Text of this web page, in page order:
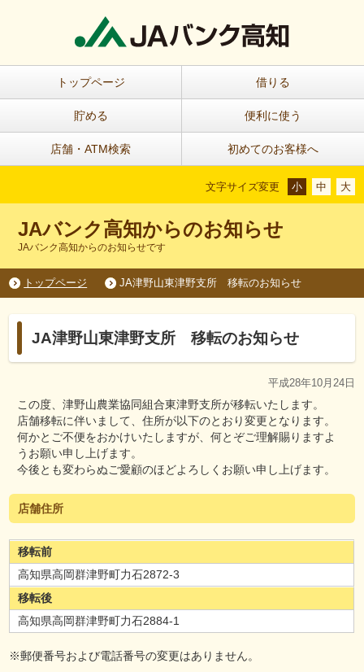
トップページ 借りる
貯める 便利に使う
店舗・ATM検索 初めてのお客様へ
文字サイズ変更 小 中 大
JAバンク高知からのお知らせ
JAバンク高知からのお知らせです
トップページ JA津野山東津野支所 移転のお知らせ
JA津野山東津野支所 移転のお知らせ
平成28年10月24日
この度、津野山農業協同組合東津野支所が移転いたします。
店舗移転に伴いまして、住所が以下のとおり変更となります。
何かとご不便をおかけいたしますが、何とぞご理解賜りますよ
うお願い申し上げます。
今後とも変わらぬご愛顧のほどよろしくお願い申し上げます。
店舗住所
移転前
高知県高岡群津野町力石2872-3
移転後
高知県高岡群津野町力石2884-1
※郵便番号および電話番号の変更はありません。